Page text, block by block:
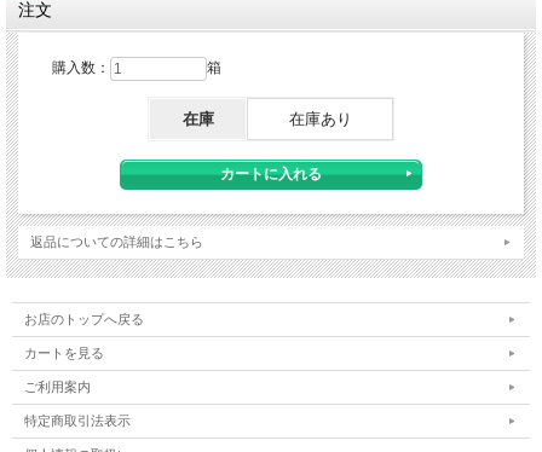
注文
購入数： 箱
在庫 在庫あり
返品についての詳細はこちら
お店のトップへ戻る
カートを見る
ご利用案内
特定商取引法表示